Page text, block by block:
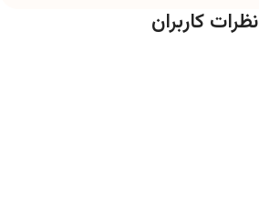
نظرات کاربران